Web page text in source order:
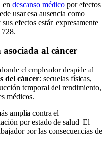
en descanso médico por efectos
usar esa ausencia como
efectos están expresamente
al cáncer
el empleador despide al
del cáncer: secuelas físicas,
temporal del rendimiento,
médicos.
amplia contra el
por estado de salud. El
por las consecuencias de